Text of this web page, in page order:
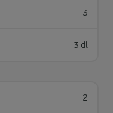
3
3 dl
2